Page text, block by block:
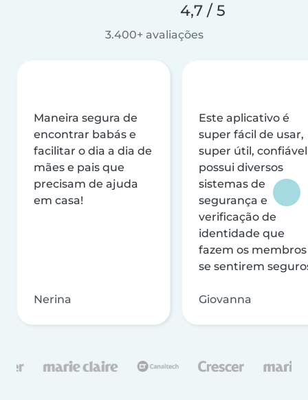
4,7 / 5
3.400+ avaliações
Maneira segura de
encontrar babás e
facilitar o dia a dia de
mães e pais que
precisam de ajuda
em casa!
Nerina
Este aplicativo é
super fácil de usar,
super útil,
possui diversos
sistemas de
segurança e
verificação de
identidade que
fazem os membros
se sentirem
Giovanna